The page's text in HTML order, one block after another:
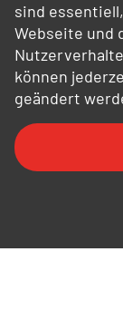
FAQ AGB
sind
Webseite und
können
geändert